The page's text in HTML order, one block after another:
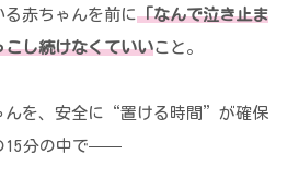
赤ちゃんを前に「なんで泣き止ま
し続けなくていいこと。
んを、安全に“置ける時間”が確保
15分の中で——